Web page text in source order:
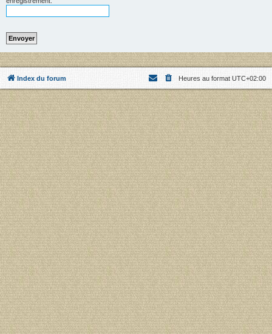
Index du forum Heures au format UTC+02:00